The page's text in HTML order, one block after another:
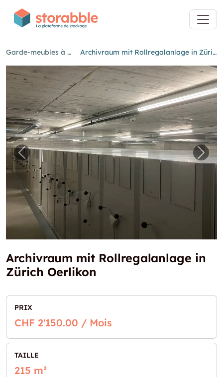
Garde-meubles à Zurich Archivraum mit Rollregalanlage in Zürich Oerlikon
Image précédente pour "Archivraum mit
Archivraum mit Rollregalanlage in
Zürich Oerlikon
PRIX
CHF 2'150.00 / Mois
TAILLE
215 m²